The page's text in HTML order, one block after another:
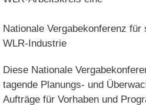
Nationale Vergabekonferenz
WLR-Industrie
Diese Nationale
tagende Planungs- und
Aufträge für Vorhaben und